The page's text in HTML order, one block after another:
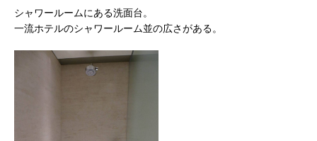
シャワールームにある洗面台。
一流ホテルのシャワールーム並の広さがある。